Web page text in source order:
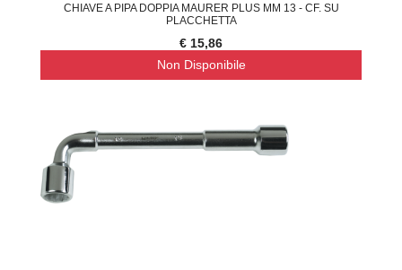
CHIAVE A PIPA DOPPIA MAURER PLUS MM 13 - CF. SU
PLACCHETTA
€ 15,86
Non Disponibile